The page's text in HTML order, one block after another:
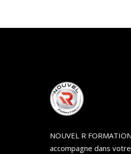
NOUVEL R
accompagne dans